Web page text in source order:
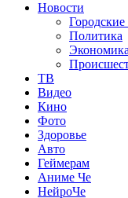
Новости
Городские
Политика
Экономика
ТВ
Видео
Кино
Фото
Здоровье
Авто
Геймерам
Аниме Че
НейроЧе